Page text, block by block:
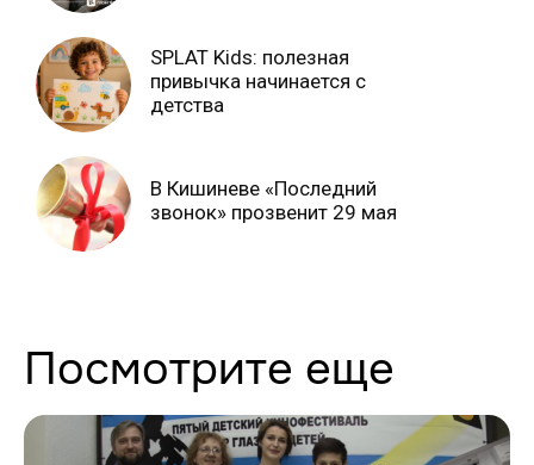
SPLAT Kids: полезная
привычка начинается с
детства
В Кишиневе «Последний
звонок» прозвенит 29 мая
Посмотрите еще